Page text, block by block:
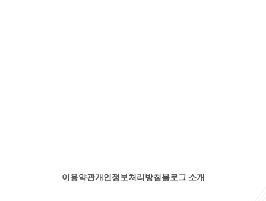
이용약관개인정보처리방침 블로그 소개